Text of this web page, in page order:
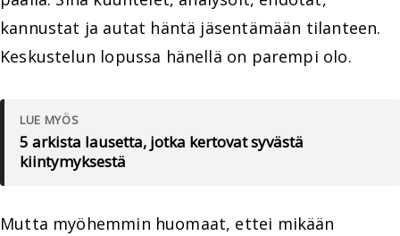
kannustat ja autat häntä jäsentämään tilanteen.
Keskustelun lopussa hänellä on parempi olo.
LUE MYÖS
5 arkista lausetta, jotka kertovat syvästä
kiintymyksestä
Mutta myöhemmin huomaat, ettei mikään